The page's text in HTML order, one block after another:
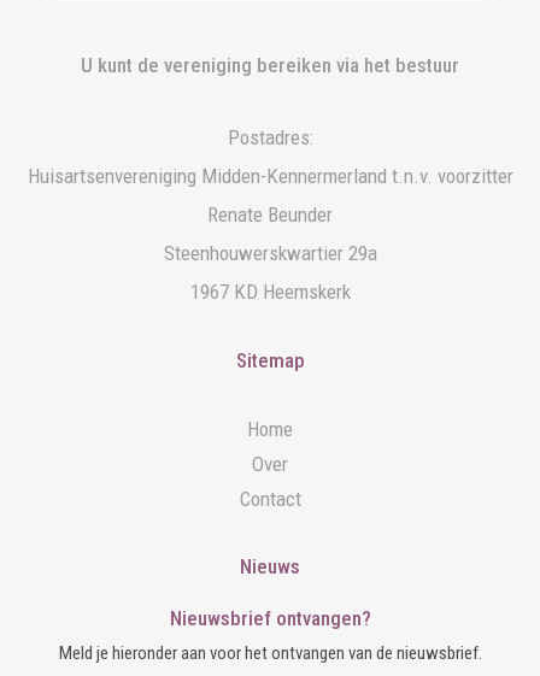
U kunt de vereniging bereiken via het bestuur
Postadres:
Huisartsenvereniging Midden-Kennermerland t.n.v. voorzitter
Renate Beunder
Steenhouwerskwartier 29a
1967 KD Heemskerk
Sitemap
Home
Over
Contact
Nieuws
Nieuwsbrief ontvangen?
Meld je hieronder aan voor het ontvangen van de nieuwsbrief.